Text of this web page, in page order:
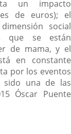
un impacto
de euros); el
social
que se están
de mama, y el
en constante
por los eventos
sido una de las
Óscar Puente